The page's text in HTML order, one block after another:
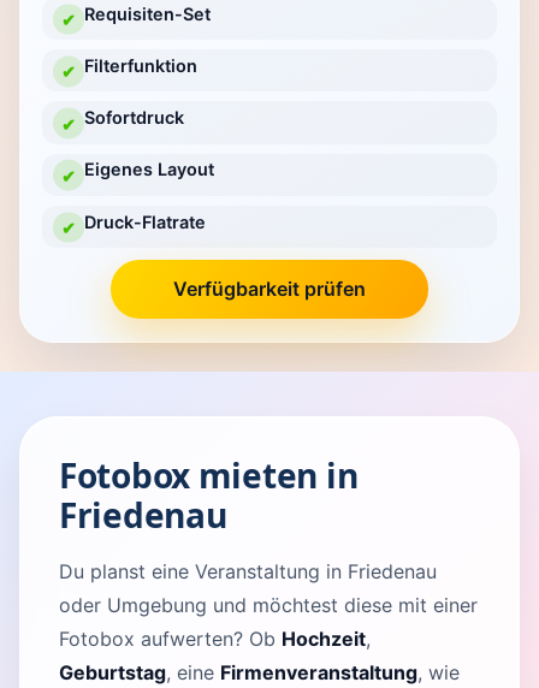
✔ Requisiten-Set
✔ Filterfunktion
✔ Sofortdruck
✔ Eigenes Layout
✔ Druck-Flatrate
Verfügbarkeit prüfen
Fotobox mieten in
Friedenau
Du planst eine Veranstaltung in Friedenau
oder Umgebung und möchtest diese mit einer
Fotobox aufwerten? Ob Hochzeit,
Geburtstag, eine Firmenveranstaltung, wie